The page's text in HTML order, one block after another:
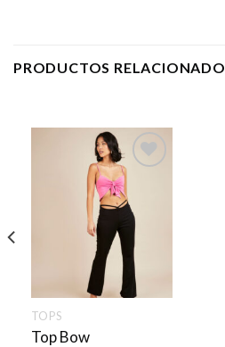
PRODUCTOS
TOPS
Top Bow